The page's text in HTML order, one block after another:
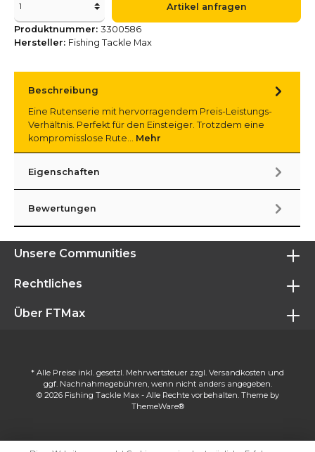
Artikel anfragen
Produktnummer: 3300586
Hersteller: Fishing Tackle Max
Beschreibung
Eine Rutenserie mit hervorragendem Preis-Leistungs-
Verhältnis. Perfekt für den Einsteiger. Trotzdem eine
kompromisslose Rute… Mehr
Eigenschaften
Bewertungen
Unsere Communities
Rechtliches
Über FTMax
* Alle Preise inkl. gesetzl. Mehrwertsteuer zzgl. Versandkosten und
ggf. Nachnahmegebühren, wenn nicht anders angegeben.
© 2026 Fishing Tackle Max - Alle Rechte vorbehalten. Theme by
ThemeWare®